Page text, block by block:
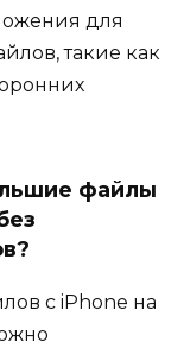
для
такие как
файлы
с iPhone на